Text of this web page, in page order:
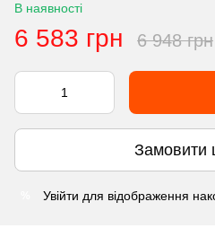
В наявності
6 583 грн 6 948 грн
Замовити
Увійти для відображення